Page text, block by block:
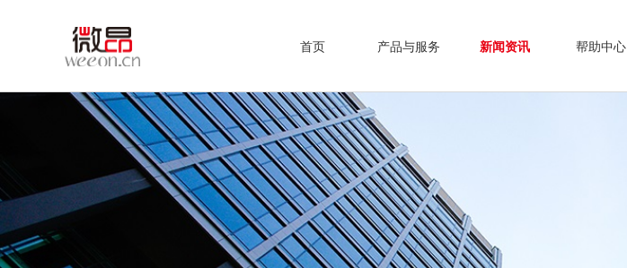
首页 产品与服务 新闻资讯 帮助中心